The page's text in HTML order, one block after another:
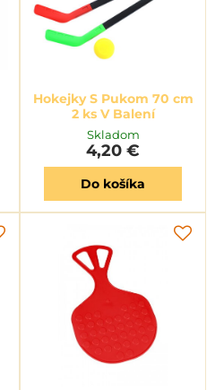
Hokejky S Pukom 70 cm
2 ks V Balení
Skladom
4,20 €
Do košíka